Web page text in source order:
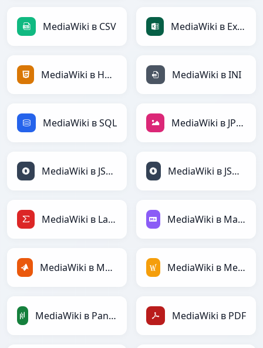
MediaWiki в CSV MediaWiki в Excel
MediaWiki в HTML MediaWiki в INI
MediaWiki в SQL MediaWiki в JPEG
MediaWiki в JSON MediaWiki в JSONLines
MediaWiki в LaTeX MediaWiki в Markdown
MediaWiki в MATLAB MediaWiki в MediaWiki
MediaWiki в PandasDataFrame MediaWiki в PDF